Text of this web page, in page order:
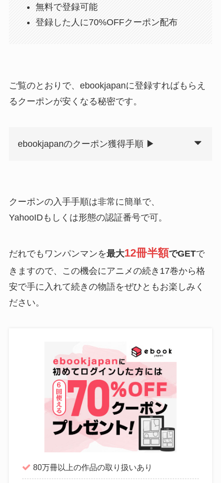
無料で登録可能
登録した人に70%OFFクーポン配布
ご覧のとおりで、ebookjapanに登録すればもらえ
るクーポンが安くなる秘密です。
ebookjapanのクーポン獲得手順 ▶
クーポンの入手手順は非常に簡単で、
YahooIDもしくは形態の認証番号で可。
だれでもワンパンマンを最大12冊半額でGETで
きますので、この機会にアニメの続き17巻から格
安で手に入れて続きの物語をぜひともお楽しみく
ださい。
80万冊以上の作品の取り扱いあり